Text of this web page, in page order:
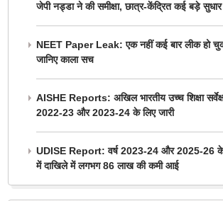
जेपी नड्डा ने की समीक्षा, छात्र-केंद्रित कई बड़े सुधार
NEET Paper Leak: एक नहीं कई बार लीक हो
जानिए काला सच
AISHE Reports: अखिल भारतीय उच्च शिक्षा सर्वेक्षण
2022-23 और 2023-24 के लिए जारी
UDISE Report: वर्ष 2023-24 और 2025-26 के
में दाखिले में लगभग 86 लाख की कमी आई